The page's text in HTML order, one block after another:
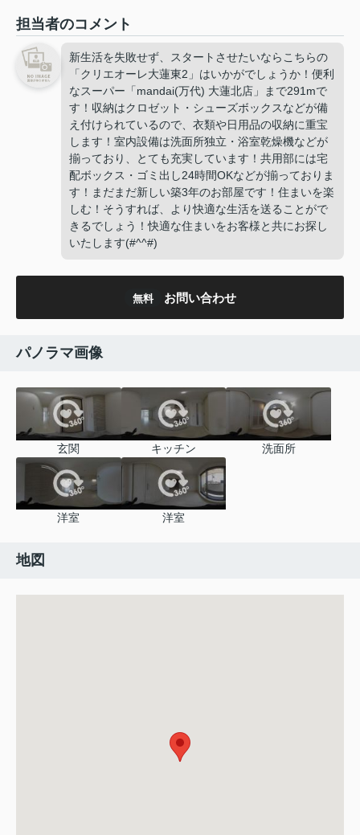
担当者のコメント
新生活を失敗せず、スタートさせたいならこちらの
「クリエオーレ大蓮東2」はいかがでしょうか！便利
なスーパー「mandai(万代) 大蓮北店」まで291mで
す！収納はクロゼット・シューズボックスなどが備
え付けられているので、衣類や日用品の収納に重宝
します！室内設備は洗面所独立・浴室乾燥機などが
揃っており、とても充実しています！共用部には宅
配ボックス・ゴミ出し24時間OKなどが揃っておりま
す！まだまだ新しい築3年のお部屋です！住まいを楽
しむ！そうすれば、より快適な生活を送ることがで
きるでしょう！快適な住まいをお客様と共にお探し
いたします(#^^#)
無料 お問い合わせ
パノラマ画像
玄関 キッチン 洗面所
洋室 洋室
地図